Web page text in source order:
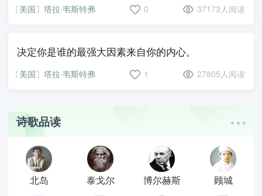
〔美国〕塔拉·韦斯特弗 0 37173人阅读
决定你是谁的最强大因素来自你的内心。
〔美国〕塔拉·韦斯特弗 1 27805人阅读
诗歌品读
北岛 泰戈尔 博尔赫斯 顾城